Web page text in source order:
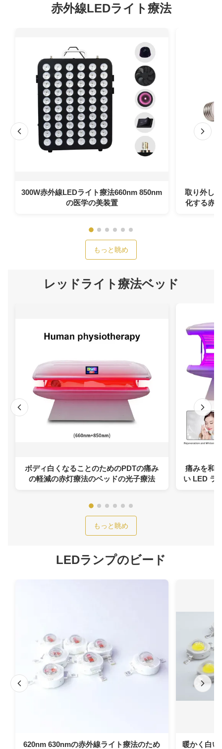
赤外線LEDライト療法
300W赤外線LEDライト療法660nm 850nm
の医学の美装置
取り外し
化する赤
もっと眺め
レッドライト療法ベッド
ボディ白くなることのためのPDTの痛み
の軽減の赤灯療法のベッドの光子療法
痛みを和
い LED ラ
もっと眺め
LEDランプのビード
620nm 630nmの赤外線ライト療法のため
暖かく白